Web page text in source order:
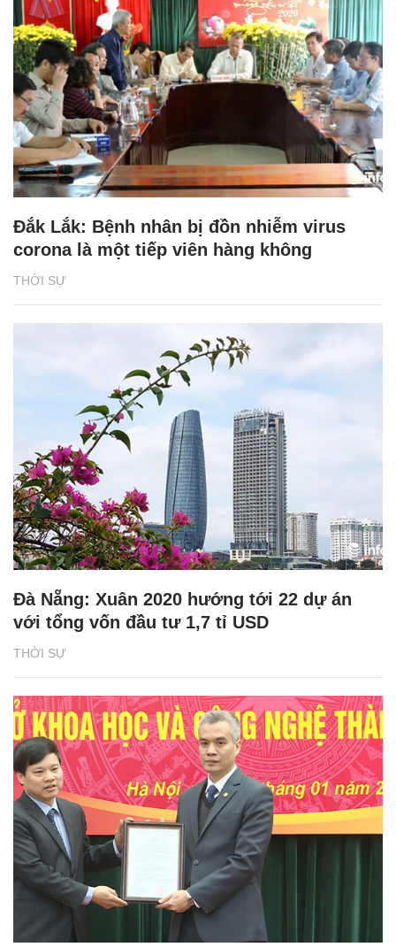
THỜI SỰ
Đắk Lắk: Bệnh nhân bị đồn nhiễm virus
corona là một tiếp viên hàng không
THỜI SỰ
Đà Nẵng: Xuân 2020 hướng tới 22 dự án
với tổng vốn đầu tư 1,7 tỉ USD